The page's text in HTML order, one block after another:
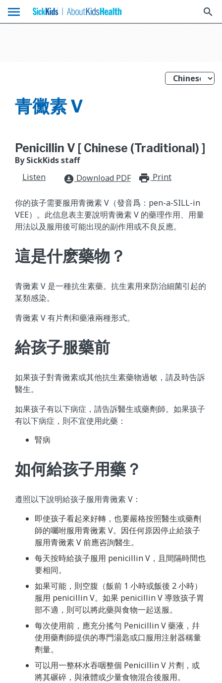
menu search
青黴素 V
Penicillin V [ Chinese (Traditional) ]
By SickKids staff
Listen
download_for_offline Download PDF Print
你的孩子需要服用青黴素 V（發音爲：pen-a-SILL-in
VEE）。此信息表主要說明青黴素 V 的藥理作用、用量
用法以及服用後可能出現的副作用或不良反應。
這是什麽藥物？
青黴素 V 是一種抗生素藥。抗生素用來防治細菌引起的
某類感染。
青黴素 V 有片劑和藥液兩種形式。
給孩子服藥前
如果孩子對青黴素或其他抗生素藥物過敏，請及時告訴
醫生。
如果孩子有以下病症，請告訴醫生或藥劑師。如果孩子
有以下病症，則不宜使用此藥：
腎病
如何給孩子用藥？
遵照以下說明給孩子服用青黴素 V：
即使孩子看起來好轉，也要嚴格按照醫生或藥劑
師的囑咐服用青黴素 V。因任何原因停止給孩子
服用青黴素 V 前應咨詢醫生。
每天按時給孩子服用 penicillin V，且間隔時間也
要相同。
如果可能，則空腹（飯前 1 小時或飯後 2 小時）
服用 penicillin V。如果 penicillin V 導致孩子胃
部不適，則可以將此藥與食物一起送服。
每次使用前，應充分搖勻 Penicillin V 藥液，幷
使用藥劑師提供的專門湯匙或口服用注射器稱量
劑量。
可以用一整杯水吞咽整個 Penicillin V 片劑，或
將其碾碎，與液體或少量食物混合後服用。